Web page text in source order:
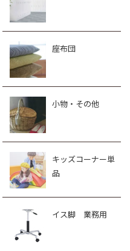
座布団
小物・その他
キッズコーナー単
品
イス脚 業務用